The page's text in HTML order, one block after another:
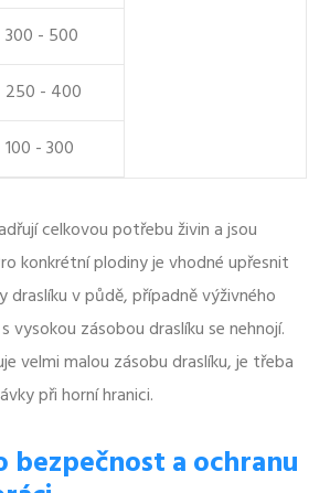
300 - 500
250 - 400
100 - 300
celkovou potřebu živin a jsou
konkrétní plodiny je vhodné upřesnit
draslíku v půdě, případně výživného
vysokou zásobou draslíku se nehnojí.
velmi malou zásobu draslíku, je třeba
při horní hranici.
bezpečnost a ochranu